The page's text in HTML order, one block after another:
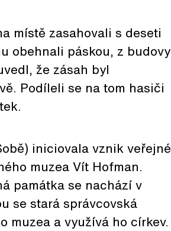
místě zasahovali s deseti
obehnali páskou, z budovy
že zásah byl
Podíleli se na tom hasiči
iniciovala vznik veřejné
muzea Vít Hofman.
památka se nachází v
se stará správcovská
muzea a využívá ho církev.